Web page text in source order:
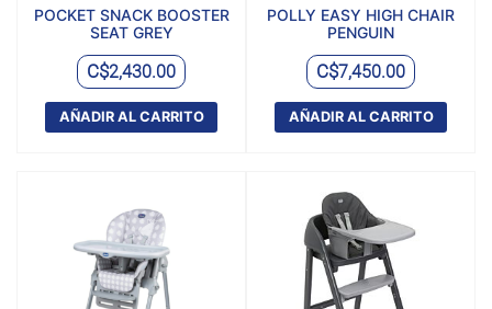
POCKET SNACK BOOSTER
SEAT GREY
C$2,430.00
AÑADIR AL CARRITO
POLLY EASY HIGH CHAIR
PENGUIN
C$7,450.00
AÑADIR AL CARRITO